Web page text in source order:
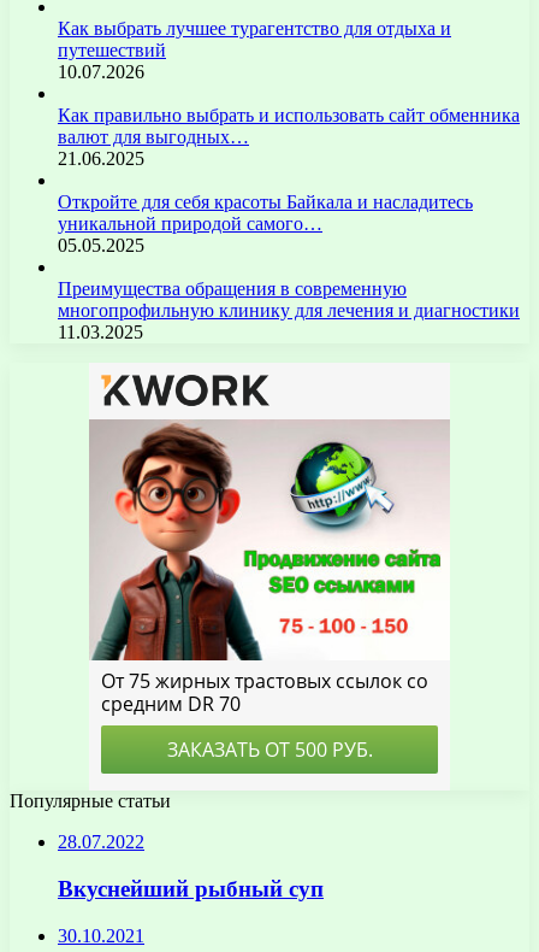
Как выбрать лучшее турагентство для отдыха и
путешествий
10.07.2026
Как правильно выбрать и использовать сайт обменника
валют для выгодных…
21.06.2025
Откройте для себя красоты Байкала и насладитесь
уникальной природой самого…
05.05.2025
Преимущества обращения в современную
многопрофильную клинику для лечения и диагностики
11.03.2025
Популярные статьи
28.07.2022
Вкуснейший рыбный суп
30.10.2021